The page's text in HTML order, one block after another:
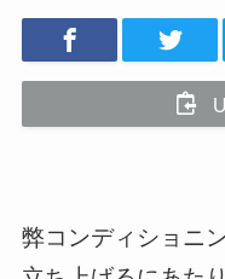
弊コンディショニ